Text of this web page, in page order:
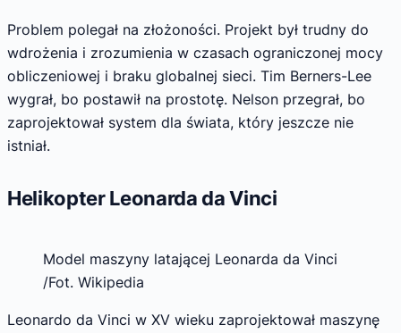
Problem polegał na złożoności. Projekt był trudny do
wdrożenia i zrozumienia w czasach ograniczonej mocy
obliczeniowej i braku globalnej sieci. Tim Berners-Lee
wygrał, bo postawił na prostotę. Nelson przegrał, bo
zaprojektował system dla świata, który jeszcze nie
istniał.
Helikopter Leonarda da Vinci
Model maszyny latającej Leonarda da Vinci
/Fot. Wikipedia
Leonardo da Vinci w XV wieku zaprojektował maszynę